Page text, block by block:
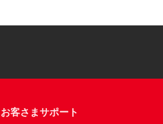
お客さまサポート